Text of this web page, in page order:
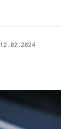
12.02.2024